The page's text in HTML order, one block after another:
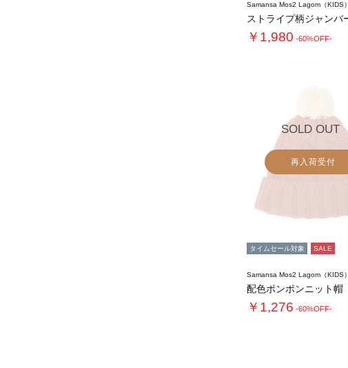
Samansa Mos2 Lagom（KIDS）
￥1,980 -60%OFF-
SOLD OUT
再入荷受付
タイムセール対象 SALE
Samansa Mos2 Lagom（KIDS）
配色ポンポンニット帽
￥1,276 -60%OFF-